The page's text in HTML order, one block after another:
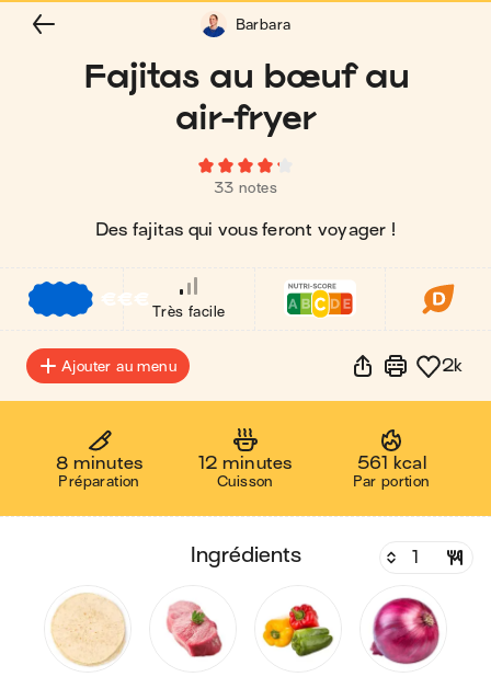
Fajitas au bœuf au
air-fryer
33 notes
Des fajitas qui vous feront voyager !
Barbara
€€€
Très facile
Ajouter au menu 2k
8 minutes
Préparation
12 minutes
Cuisson
561 kcal
Par portion
ingrédients